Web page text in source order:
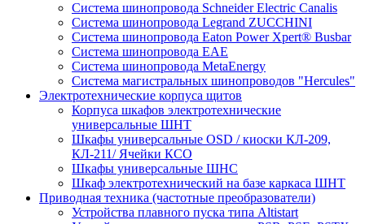
Система шинопровода Schneider Electric Canalis
Система шинопровода Legrand ZUCCHINI
Система шинопровода Eaton Power Xpert® Busbar
Система шинопровода EAE
Система шинопровода MetaEnergy
Система магистральных шинопроводов "Hercules"
Электротехнические корпуса щитов
Корпуса шкафов электротехнические
универсальные ШНТ
Шкафы универсальные OSD / киоски КЛ-209,
КЛ-211/ Ячейки КСО
Шкафы универсальные ШНС
Шкаф электротехнический на базе каркаса ШНТ
Приводная техника (частотные преобразователи)
Устройства плавного пуска типа Altistart